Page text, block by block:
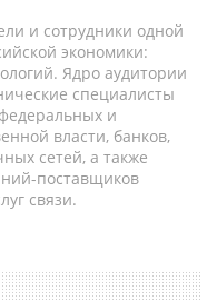
и сотрудники одной
экономики:
Ядро аудитории
специалисты
и
власти, банков,
сетей, а также
поставщиков
связи.